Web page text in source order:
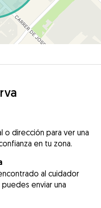
o dirección para ver una
en tu zona.
al cuidador
enviar una